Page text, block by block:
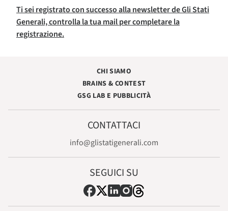
Ti sei registrato con successo alla newsletter de Gli Stati
Generali, controlla la tua mail per completare la
registrazione.
CHI SIAMO
BRAINS & CONTEST
GSG LAB E PUBBLICITÀ
CONTATTACI
info@glistatigenerali.com
SEGUICI SU